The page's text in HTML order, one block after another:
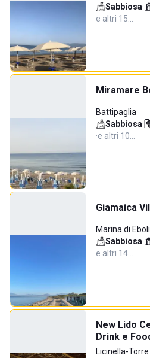
Sabbiosa·
e altri 15…
Miramare
Battipaglia
Sabbiosa·
·e altri 10…
Giamaica
Marina di
Sabbiosa·
e altri 14…
New Lido
Drink e
Licinella-